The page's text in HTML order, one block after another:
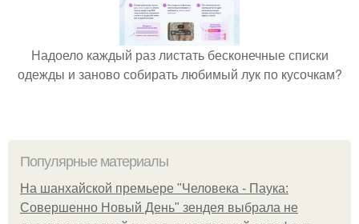
Надоело каждый раз листать бесконечные списки
одежды и заново собирать любимый лук по кусочкам?
Популярные материалы
На шанхайской премьере "Человека - Паука:
Совершенно Новый День" зендея выбрала не